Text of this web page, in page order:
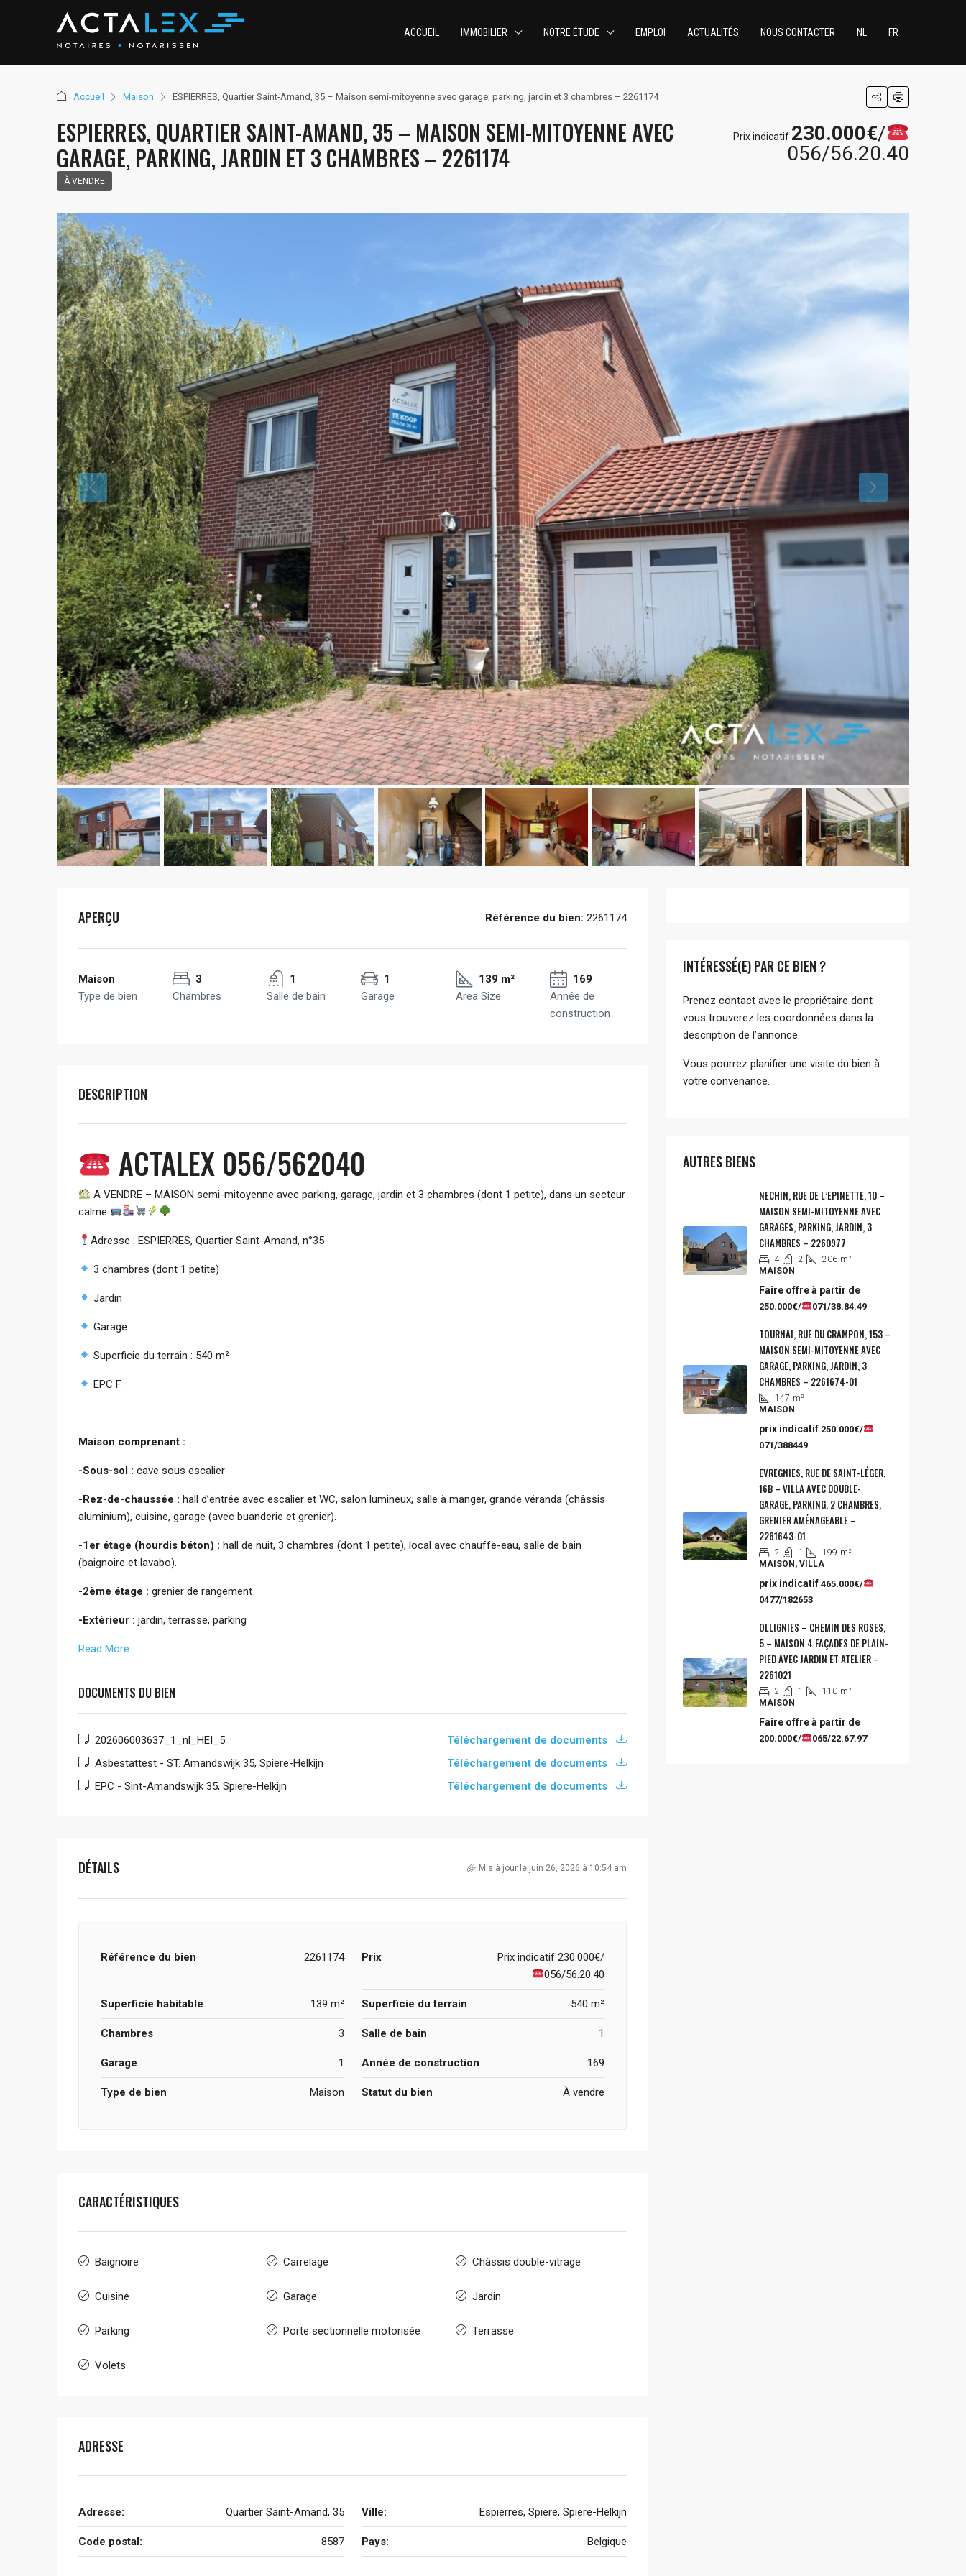
ACCUEIL IMMOBILIER NOTRE ÉTUDE EMPLOI ACTUALITÉS NOUS CONTACTER NL FR
Accueil Maison ESPIERRES, Quartier Saint-Amand, 35 – Maison semi-mitoyenne avec garage, parking, jardin et 3 chambres – 2261174
ESPIERRES, QUARTIER SAINT-AMAND, 35 – MAISON SEMI-MITOYENNE AVEC
GARAGE, PARKING, JARDIN ET 3 CHAMBRES – 2261174
À VENDRE
Prix indicatif 230.000€/
056/56.20.40
APERÇU Référence du bien: 2261174
Maison
Type de bien
3
Chambres
1
Salle de bain
1
Garage
139 m²
Area Size
169
Année de
construction
DESCRIPTION
ACTALEX 056/562040
A VENDRE – MAISON semi-mitoyenne avec parking, garage, jardin et 3 chambres (dont 1 petite), dans un secteur
calme
Adresse : ESPIERRES, Quartier Saint-Amand, n°35
3 chambres (dont 1 petite)
Jardin
Garage
Superficie du terrain : 540 m²
EPC F
Maison comprenant :
-Sous-sol : cave sous escalier
-Rez-de-chaussée : hall d’entrée avec escalier et WC, salon lumineux, salle à manger, grande véranda (châssis
aluminium), cuisine, garage (avec buanderie et grenier).
-1er étage (hourdis béton) : hall de nuit, 3 chambres (dont 1 petite), local avec chauffe-eau, salle de bain
(baignoire et lavabo).
-2ème étage : grenier de rangement
-Extérieur : jardin, terrasse, parking
Read More
DOCUMENTS DU BIEN
202606003637_1_nl_HEI_5
Téléchargement de documents
Asbestattest - ST. Amandswijk 35, Spiere-Helkijn
Téléchargement de documents
EPC - Sint-Amandswijk 35, Spiere-Helkijn
Téléchargement de documents
DÉTAILS Mis à jour le juin 26, 2026 à 10:54 am
Référence du bien 2261174 Prix Prix indicatif 230.000€/
056/56.20.40
Superficie habitable 139 m² Superficie du terrain 540 m²
Chambres 3 Salle de bain 1
Garage 1 Année de construction 169
Type de bien Maison Statut du bien À vendre
CARACTÉRISTIQUES
Baignoire Carrelage Châssis double-vitrage
Cuisine Garage Jardin
Parking Porte sectionnelle motorisée Terrasse
Volets
ADRESSE
Adresse: Quartier Saint-Amand, 35 Ville: Espierres, Spiere, Spiere-Helkijn
Code postal: 8587 Pays: Belgique
INTÉRESSÉ(E) PAR CE BIEN ?
Prenez contact avec le propriétaire dont
vous trouverez les coordonnées dans la
description de l’annonce.
Vous pourrez planifier une visite du bien à
votre convenance.
AUTRES BIENS
NECHIN, RUE DE L’EPINETTE, 10 –
MAISON SEMI-MITOYENNE AVEC
GARAGES, PARKING, JARDIN, 3
CHAMBRES – 2260977
4 2 206 m²
MAISON
Faire offre à partir de
250.000€/ 071/38.84.49
TOURNAI, RUE DU CRAMPON, 153 –
MAISON SEMI-MITOYENNE AVEC
GARAGE, PARKING, JARDIN, 3
CHAMBRES – 2261674-01
147 m²
MAISON
prix indicatif 250.000€/
071/388449
EVREGNIES, RUE DE SAINT-LÉGER,
16B – VILLA AVEC DOUBLE-
GARAGE, PARKING, 2 CHAMBRES,
GRENIER AMÉNAGEABLE –
2261643-01
2 1 199 m²
MAISON, VILLA
prix indicatif 465.000€/
0477/182653
OLLIGNIES – CHEMIN DES ROSES,
5 – MAISON 4 FAÇADES DE PLAIN-
PIED AVEC JARDIN ET ATELIER –
2261021
2 1 110 m²
MAISON
Faire offre à partir de
200.000€/ 065/22.67.97